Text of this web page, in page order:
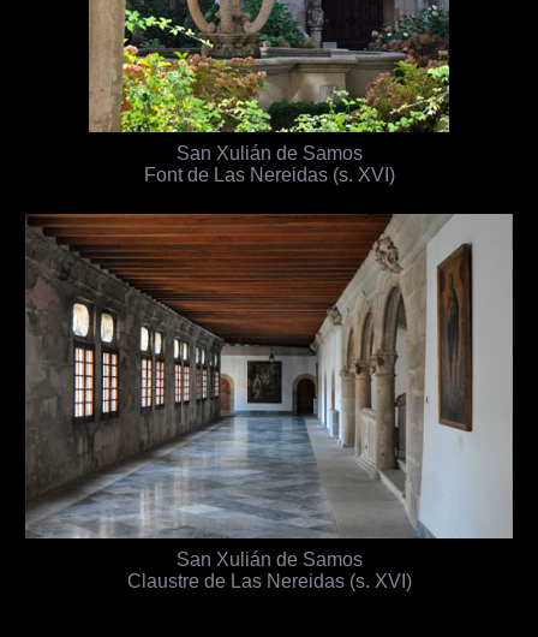
San Xulián de Samos
Font de Las Nereidas (s. XVI)
San Xulián de Samos
Claustre de Las Nereidas (s. XVI)